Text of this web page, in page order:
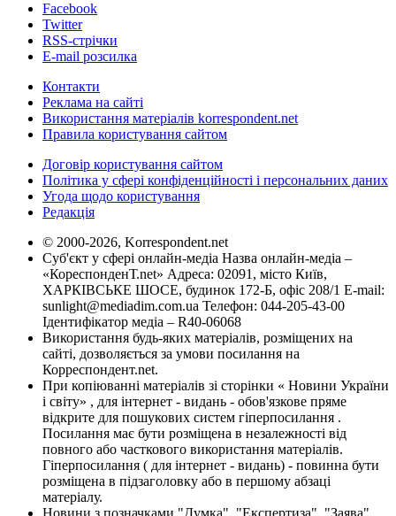
Facebook
Twitter
RSS-стрічки
E-mail розсилка
Контакти
Реклама на сайті
Використання матеріалів korrespondent.net
Правила користування сайтом
Договір користування сайтом
Політика у сфері конфіденційності і персональних даних
Угода щодо користування
Редакція
© 2000-2026, Korrespondent.net
Суб'єкт у сфері онлайн-медіа Назва онлайн-медіа –
«КореспонденТ.net» Адреса: 02091, місто Київ,
ХАРКІВСЬКЕ ШОСЕ, будинок 172-Б, офіс 208/1 E-mail:
sunlight@mediadim.com.ua Телефон: 044-205-43-00
Ідентифікатор медіа – R40-06068
Використання будь-яких матеріалів, розміщених на
сайті, дозволяється за умови посилання на
Корреспондент.net.
При копіюванні матеріалів зі сторінки « Новини України
і світу» , для інтернет - видань - обов'язкове пряме
відкрите для пошукових систем гіперпосилання .
Посилання має бути розміщена в незалежності від
повного або часткового використання матеріалів.
Гіперпосилання ( для інтернет - видань) - повинна бути
розміщена в підзаголовку або в першому абзаці
матеріалу.